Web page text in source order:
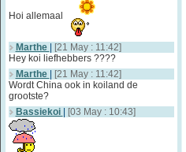
Hoi allemaal
Marthe
[21 May : 11:42]
Hey koi liefhebbers ????
Marthe
[21 May : 11:42]
Wordt China ook in koiland de
grootste?
Bassiekoi
[03 May : 10:43]